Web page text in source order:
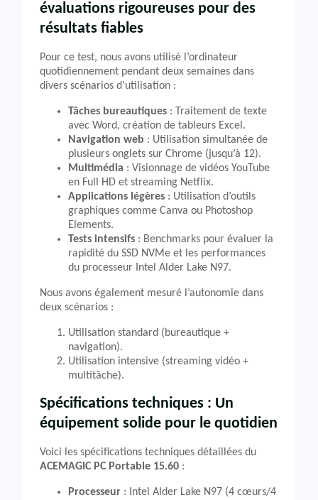
évaluations rigoureuses pour des
résultats fiables
Pour ce test, nous avons utilisé l’ordinateur
quotidiennement pendant deux semaines dans
divers scénarios d’utilisation :
Tâches bureautiques : Traitement de texte
avec Word, création de tableurs Excel.
Navigation web : Utilisation simultanée de
plusieurs onglets sur Chrome (jusqu’à 12).
Multimédia : Visionnage de vidéos YouTube
en Full HD et streaming Netflix.
Applications légères : Utilisation d’outils
graphiques comme Canva ou Photoshop
Elements.
Tests intensifs : Benchmarks pour évaluer la
rapidité du SSD NVMe et les performances
du processeur Intel Alder Lake N97.
Nous avons également mesuré l’autonomie dans
deux scénarios :
Utilisation standard (bureautique +
navigation).
Utilisation intensive (streaming vidéo +
multitâche).
Spécifications techniques : Un
équipement solide pour le quotidien
Voici les spécifications techniques détaillées du
ACEMAGIC PC Portable 15.60 :
Processeur : Intel Alder Lake N97 (4 cœurs/4